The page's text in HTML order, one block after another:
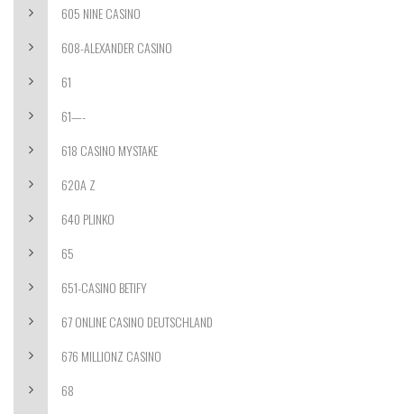
605 NINE CASINO
608-ALEXANDER CASINO
61
61—-
618 CASINO MYSTAKE
620A Z
640 PLINKO
65
651-CASINO BETIFY
67 ONLINE CASINO DEUTSCHLAND
676 MILLIONZ CASINO
68